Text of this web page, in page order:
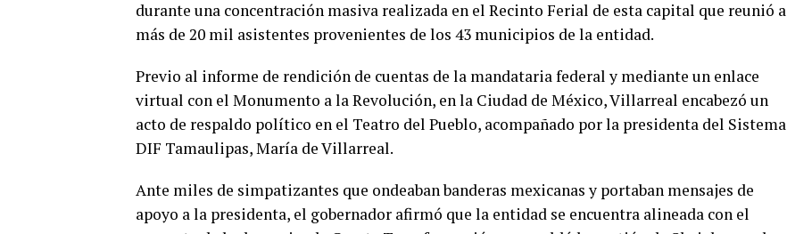
durante una concentración masiva realizada en el Recinto Ferial de esta capital que reunió a
más de 20 mil asistentes provenientes de los 43 municipios de la entidad.
Previo al informe de rendición de cuentas de la mandataria federal y mediante un enlace
virtual con el Monumento a la Revolución, en la Ciudad de México, Villarreal encabezó un
acto de respaldo político en el Teatro del Pueblo, acompañado por la presidenta del Sistema
DIF Tamaulipas, María de Villarreal.
Ante miles de simpatizantes que ondeaban banderas mexicanas y portaban mensajes de
apoyo a la presidenta, el gobernador afirmó que la entidad se encuentra alineada con el